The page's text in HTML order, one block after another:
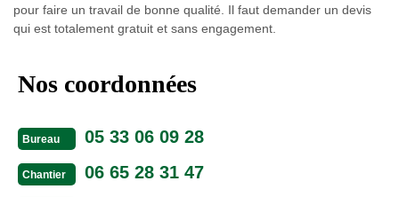
pour faire un travail de bonne qualité. Il faut demander un devis
qui est totalement gratuit et sans engagement.
Nos coordonnées
Bureau 05 33 06 09 28
Chantier 06 65 28 31 47